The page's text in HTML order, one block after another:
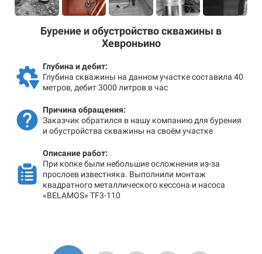
Бурение и обустройство скважины в
Хевроньино
Глубина и дебит:
Глубина скважины на данном участке составила 40
метров, дебит 3000 литров в час
Причина обращения:
Заказчик обратился в нашу компанию для бурения
и обустройства скважины на своём участке
Описание работ:
При копке были небольшие осложнения из-за
прослоев известняка. Выполнили монтаж
квадратного металлического кессона и насоса
«BELAMOS» TF3-110